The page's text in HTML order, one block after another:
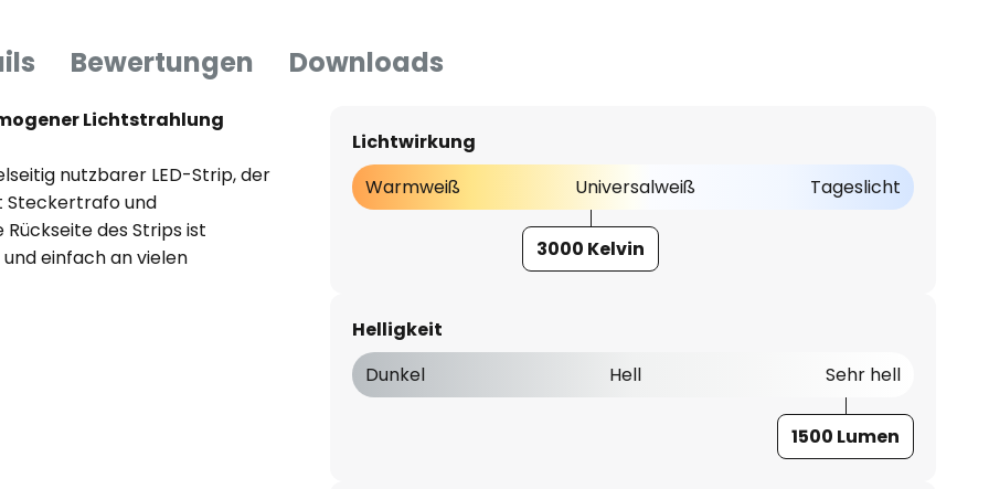
Bewertungen Downloads
Lichtstrahlung
nutzbarer LED-Strip, der
und
des Strips ist
einfach an vielen
Lichtwirkung
Warmweiß
Universalweiß Tageslicht
3000 Kelvin
Helligkeit
Dunkel
Hell Sehr hell
1500 Lumen